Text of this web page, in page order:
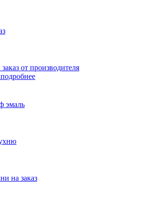
подробнее